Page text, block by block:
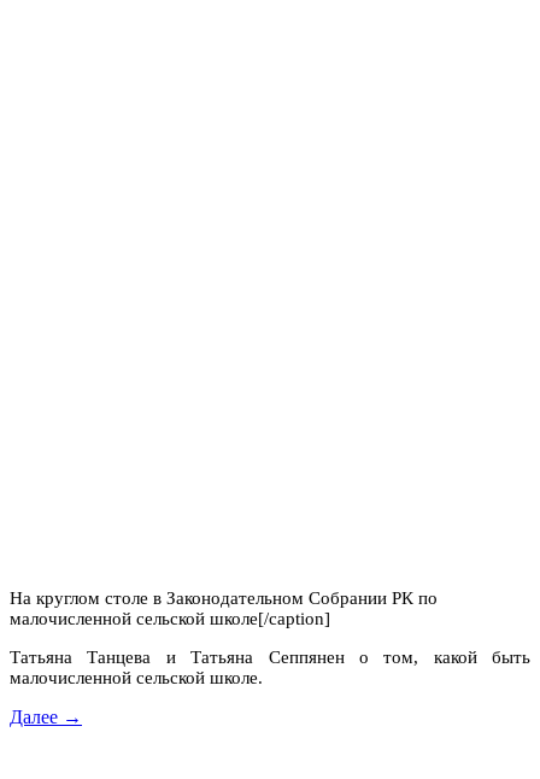
На круглом столе в Законодательном Собрании РК по
малочисленной сельской школе[/caption]
Татьяна Танцева и Татьяна Сеппянен о том, какой быть
малочисленной сельской школе.
Далее →